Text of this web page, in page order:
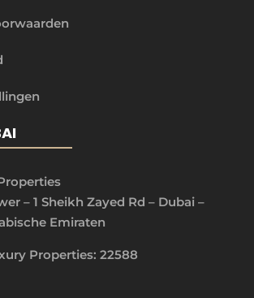
– 1 Sheikh Zayed Rd – Dubai –
Emiraten
Properties: 22588